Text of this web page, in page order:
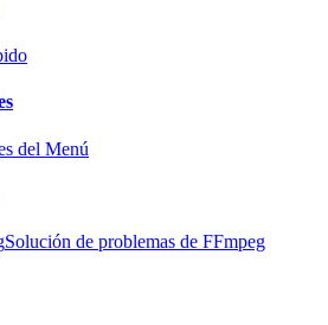
del Menú
Solución de problemas de FFmpeg